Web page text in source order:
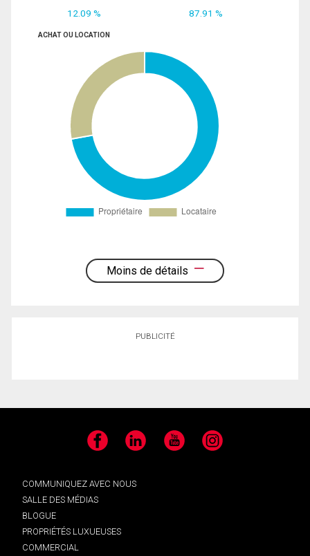
12.09 % 87.91 %
ACHAT OU LOCATION
Moins de détails
PUBLICITÉ
Facebook LinkedIn YouTube Instagram
COMMUNIQUEZ AVEC NOUS
SALLE DES MÉDIAS
BLOGUE
PROPRIÉTÉS LUXUEUSES
COMMERCIAL